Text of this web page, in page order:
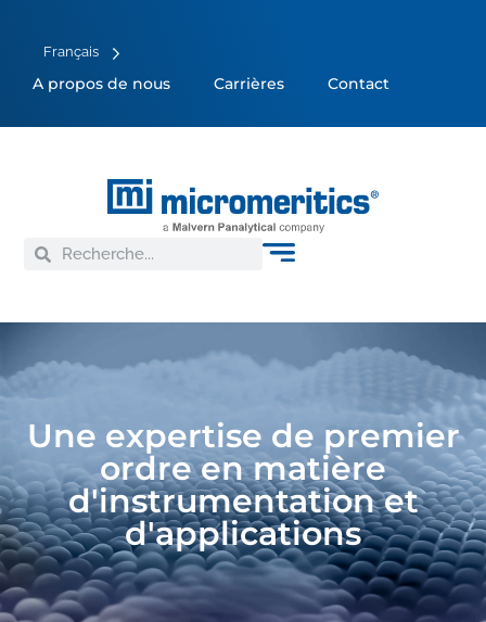
Français
A propos de nous Carrières Contact
Une expertise de premier
ordre en matière
d'instrumentation et
d'applications